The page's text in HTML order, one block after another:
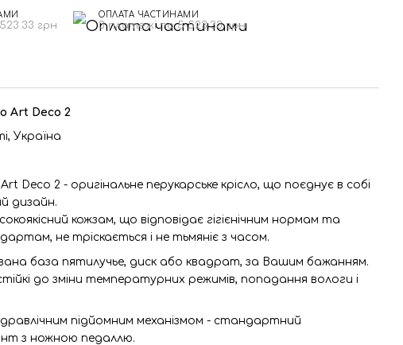
грн
ОПЛАТА ЧАСТИНАМИ
3 платежі по 5 523.33 грн
Art Deco 2
Україна
Deco 2 - оригінальне перукарське крісло, що поєднує в собі
дизайн.
кожзам, що відповідає гігієнічним нормам та
не тріскається і не тьмяніє з часом.
база пятилучье, диск або квадрат, за Вашим бажанням.
до зміни температурних режимів, попадання вологи і
підйомним механізмом - стандартний
з ножною педаллю.